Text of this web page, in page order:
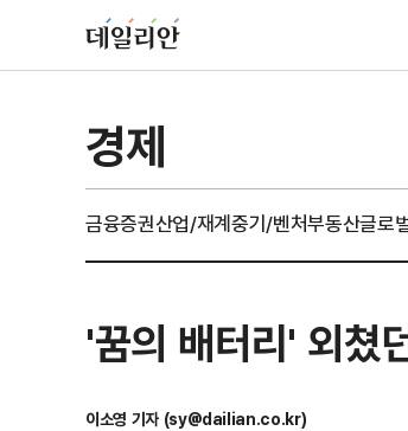
경제
금융증권산업/재계중기/벤처부동산글로
'꿈의 배터리' 외쳤
이소영 기자 (sy@dailian.co.kr)